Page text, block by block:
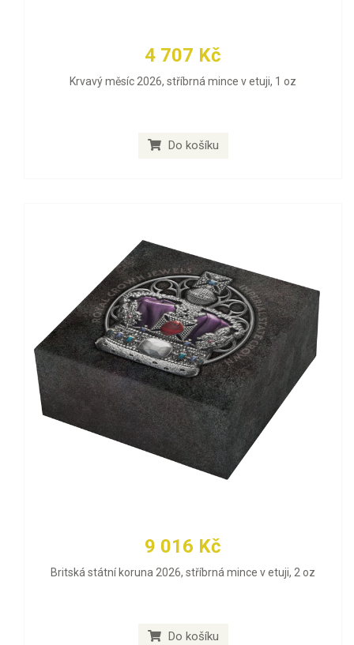
4 707 Kč
Krvavý měsíc 2026, stříbrná mince v etuji, 1 oz
Do košíku
9 016 Kč
Britská státní koruna 2026, stříbrná mince v etuji, 2 oz
Do košíku